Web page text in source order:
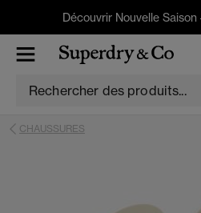
Découvrir Nouvelle Saison
CHAUSSURES